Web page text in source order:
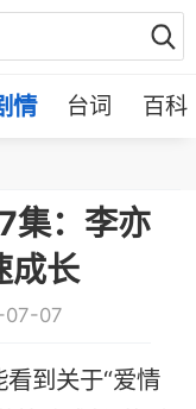
情 台词 百科
集：李亦
成长
07-07
到关于“爱情